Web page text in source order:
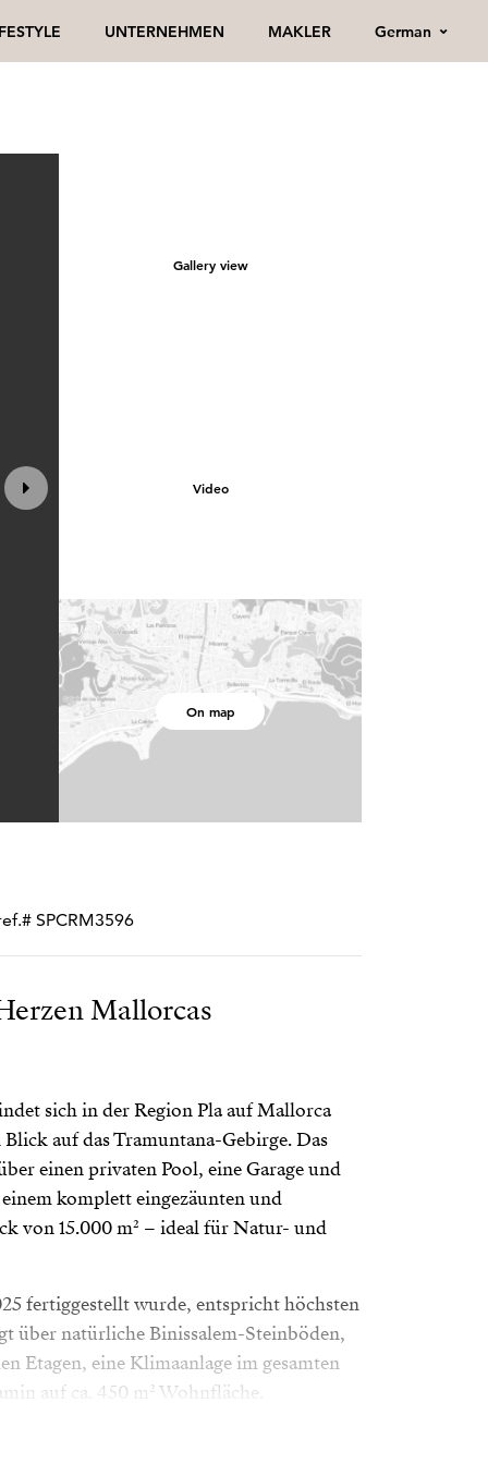
UNTERNEHMEN MAKLER German
Gallery view
Video
On map
SPCRM3596
Mallorcas
sich in der Region Pla auf Mallorca
auf das Tramuntana-Gebirge. Das
einen privaten Pool, eine Garage und
komplett eingezäunten und
von 15.000 m² – ideal für Natur- und
fertiggestellt wurde, entspricht höchsten
über natürliche Binissalem-Steinböden,
Etagen, eine Klimaanlage im gesamten
auf ca. 450 m² Wohnfläche.